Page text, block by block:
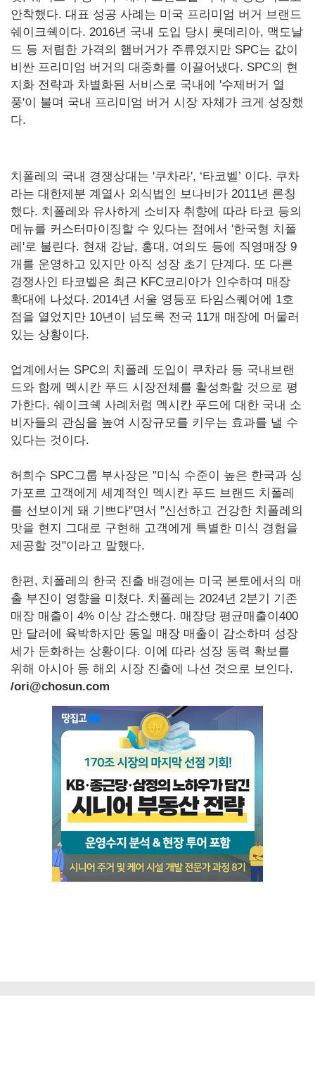
안착했다. 대표 성공 사례는 미국 프리미엄 버거 브랜드
쉐이크쉑이다. 2016년 국내 도입 당시 롯데리아, 맥도날
드 등 저렴한 가격의 햄버거가 주류였지만 SPC는 값이
비싼 프리미엄 버거의 대중화를 이끌어냈다. SPC의 현
지화 전략과 차별화된 서비스로 국내에 '수제버거 열
풍'이 불며 국내 프리미엄 버거 시장 자체가 크게 성장했
다.
치폴레의 국내 경쟁상대는 '쿠차라', ‘타코벨’ 이다. 쿠차
라는 대한제분 계열사 외식법인 보나비가 2011년 론칭
했다. 치폴레와 유사하게 소비자 취향에 따라 타코 등의
메뉴를 커스터마이징할 수 있다는 점에서 '한국형 치폴
레'로 불린다. 현재 강남, 홍대, 여의도 등에 직영매장 9
개를 운영하고 있지만 아직 성장 초기 단계다. 또 다른
경쟁사인 타코벨은 최근 KFC코리아가 인수하며 매장
확대에 나섰다. 2014년 서울 영등포 타임스퀘어에 1호
점을 열었지만 10년이 넘도록 전국 11개 매장에 머물러
있는 상황이다.
업계에서는 SPC의 치폴레 도입이 쿠차라 등 국내브랜
드와 함께 멕시칸 푸드 시장전체를 활성화할 것으로 평
가한다. 쉐이크쉑 사례처럼 멕시칸 푸드에 대한 국내 소
비자들의 관심을 높여 시장규모를 키우는 효과를 낼 수
있다는 것이다.
허희수 SPC그룹 부사장은 "미식 수준이 높은 한국과 싱
가포르 고객에게 세계적인 멕시칸 푸드 브랜드 치폴레
를 선보이게 돼 기쁘다"면서 "신선하고 건강한 치폴레의
맛을 현지 그대로 구현해 고객에게 특별한 미식 경험을
제공할 것"이라고 말했다.
한편, 치폴레의 한국 진출 배경에는 미국 본토에서의 매
출 부진이 영향을 미쳤다. 치폴레는 2024년 2분기 기존
매장 매출이 4% 이상 감소했다. 매장당 평균매출이400
만 달러에 육박하지만 동일 매장 매출이 감소하며 성장
세가 둔화하는 상황이다. 이에 따라 성장 동력 확보를
위해 아시아 등 해외 시장 진출에 나선 것으로 보인다.
/ori@chosun.com